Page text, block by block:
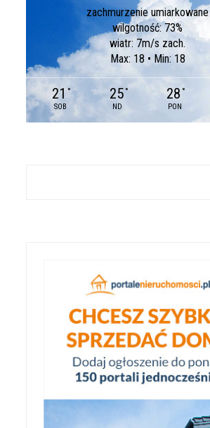
zachmurzenie umiarkowane
wilgotność: 73%
wiatr: 7m/s zach.
Max: 18 • Min: 18
21 °
SOB
25 °
ND
28 °
PON